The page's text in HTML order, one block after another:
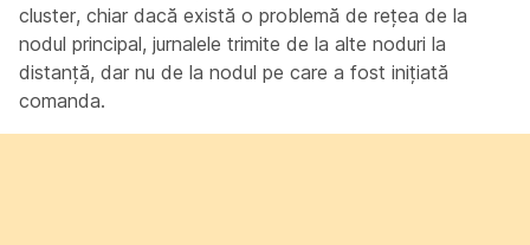
cluster, chiar dacă există o problemă de rețea de la
nodul principal, jurnalele trimite de la alte noduri la
distanță, dar nu de la nodul pe care a fost inițiată
comanda.